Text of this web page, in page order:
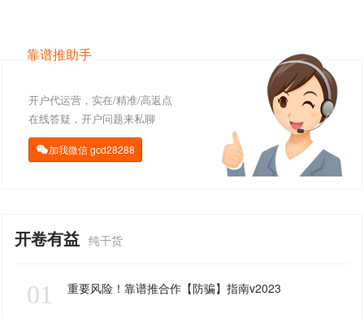
靠谱推助手
开户代运营，实在/精准/高返点
在线答疑，开户问题来私聊
加我微信gcd28288
开卷有益 纯干货
01 重要风险！靠谱推合作【防骗】指南v2023